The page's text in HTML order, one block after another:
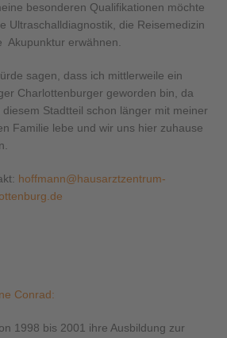
besonderen Qualifikationen möchte
Ultraschalldiagnostik, die Reisemedizin
Akupunktur erwähnen.
sagen, dass ich mittlerweile ein
Charlottenburger geworden bin, da
diesem Stadtteil schon länger mit meiner
Familie lebe und wir uns hier zuhause
hoffmann@hausarztzentrum-
Conrad:
1998 bis 2001 ihre Ausbildung zur